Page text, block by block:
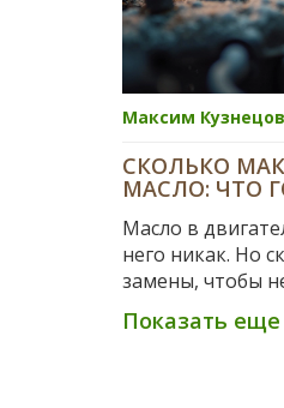
Максим Кузнецов
СКОЛЬКО
МАСЛО: ЧТО
Масло в
него никак. Но
замены, чтобы
разбираемся,
полной потери
Показать еще